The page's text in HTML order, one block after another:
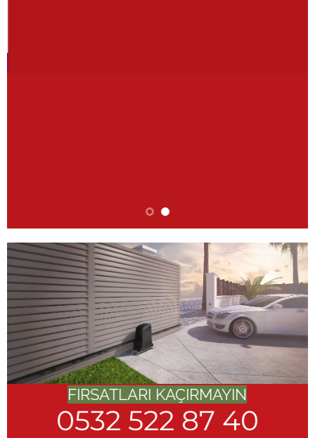
FIRSATLARI KAÇIRMAYIN
0532 522 87 40